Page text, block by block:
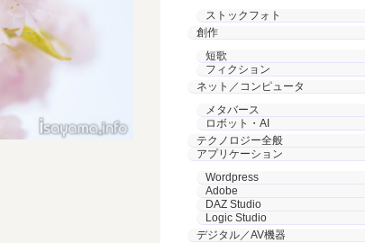
ストックフォト
創作
短歌
フィクション
ネット／コンピュータ
メタバース
ロボット・AI
テクノロジー全般
アプリケーション
Wordpress
Adobe
DAZ Studio
Logic Studio
デジタル／AV機器